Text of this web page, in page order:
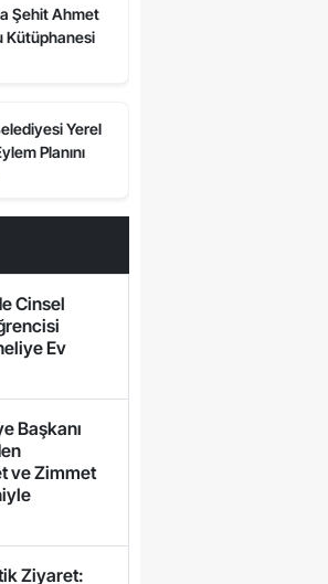
Şehit Ahmet
Kütüphanesi
Yerel
Planını
Cinsel
Ev
Başkanı
ve Zimmet
Ziyaret: